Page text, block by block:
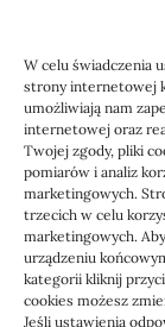
W celu świadczenia
strony internetowej
umożliwiają nam
internetowej oraz
Twojej zgody, pliki
pomiarów i analiz
marketingowych.
trzecich w celu
marketingowych.
urządzeniu
kategorii kliknij
cookies możesz
Jeśli ustawienia
Usługi
Jak